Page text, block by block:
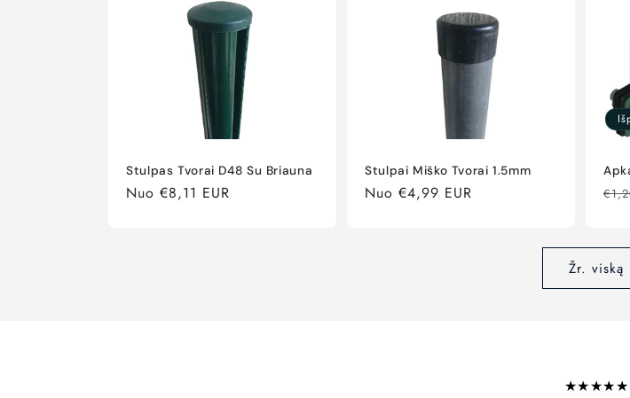
Stulpas Tvorai D48 Su Briauna
Įprasta
Nuo €8,11 EUR
Stulpai Miško Tvorai 1.5mm
Įprasta
Nuo €4,99 EUR
Žr. viską
★★★★★